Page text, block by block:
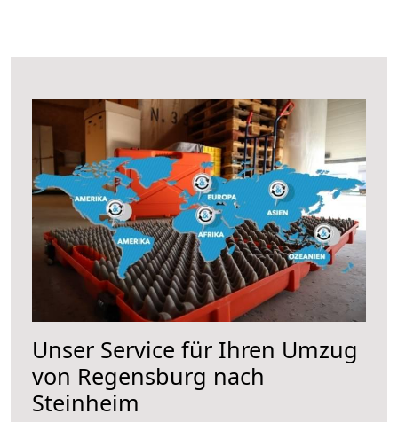
Unser Service für Ihren Umzug
von Regensburg nach
Steinheim